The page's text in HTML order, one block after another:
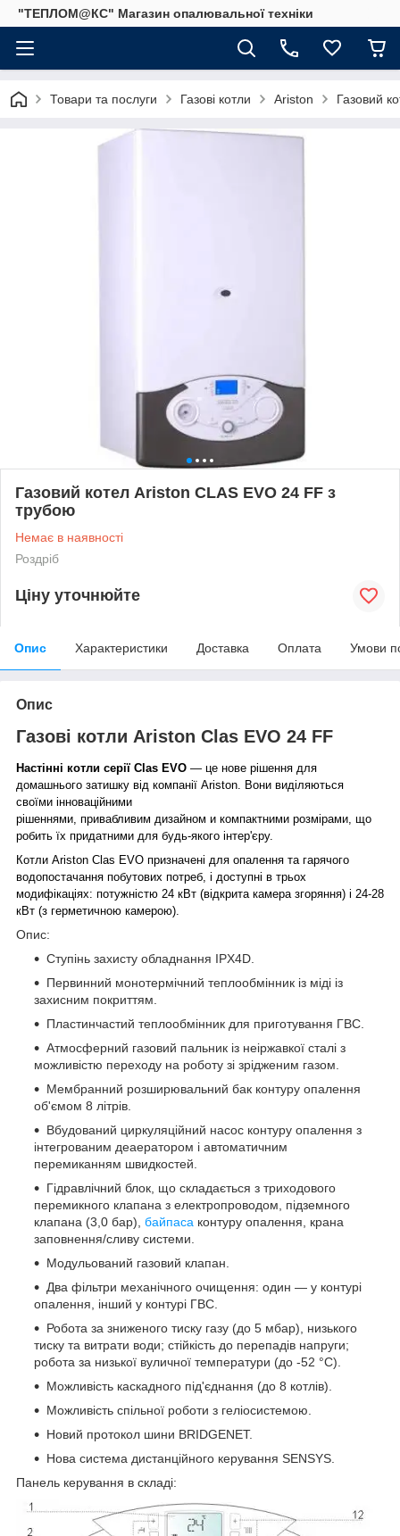
"ТЕПЛОМ@КС" Магазин опалювальної техніки
Товари та послуги Газові котли Ariston Газовий
Газовий котел Ariston CLAS EVO 24 FF з
трубою
Немає в наявності
Роздріб
Ціну уточнюйте
Опис Характеристики Доставка Оплата Умови
Опис
Газові котли Ariston Clas EVO 24 FF
Настінні котли серії Clas EVO — це нове рішення для
домашнього затишку від компанії Ariston. Вони виділяються
своїми інноваційними
рішеннями, привабливим дизайном и компактними розмірами, що
робить їх придатними для будь-якого інтер'єру.
Котли Ariston Clas EVO призначені для опалення та гарячого
водопостачання побутових потреб, і доступні в трьох
модифікаціях: потужністю 24 кВт (відкрита камера згоряння) і 24-28
кВт (з герметичною камерою).
Опис:
Ступінь захисту обладнання IPX4D.
Первинний монотермічний теплообмінник із міді із
захисним покриттям.
Пластинчастий теплообмінник для приготування ГВС.
Атмосферний газовий пальник із неіржавкої сталі з
можливістю переходу на роботу зі зрідженим газом.
Мембранний розширювальний бак контуру опалення
об'ємом 8 літрів.
Вбудований циркуляційний насос контуру опалення з
інтегрованим деаератором і автоматичним
перемиканням швидкостей.
Гідравлічний блок, що складається з триходового
перемикного клапана з електропроводом, підземного
клапана (3,0 бар), байпаса контуру опалення, крана
заповнення/сливу системи.
Модульований газовий клапан.
Два фільтри механічного очищення: один — у контурі
опалення, інший у контурі ГВС.
Робота за зниженого тиску газу (до 5 мбар), низького
тиску та витрати води; стійкість до перепадів напруги;
робота за низької вуличної температури (до -52 °C).
Можливість каскадного під'єднання (до 8 котлів).
Можливість спільної роботи з геліосистемою.
Новий протокол шини BRIDGENET.
Нова система дистанційного керування SENSYS.
Панель керування в складі: